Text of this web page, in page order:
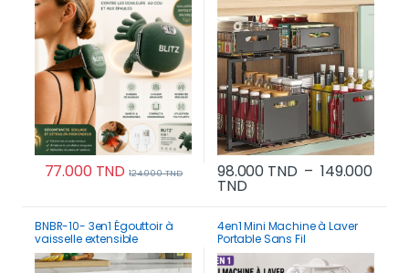
77.000TND 124.000TND 98.000 TND – 149.000
TNDPlage de prix : 98.000
BNBR-10- 3en1 Égouttoir à
vaisselle extensible
séparateurs réglables tiroir
coulissant (2 niveaux)
4en1 Mini Machine à Laver
Portable Sans Fil
rechargeable – Compacte
et Performante